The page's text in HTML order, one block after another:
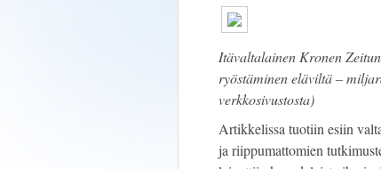
Itävaltalainen Kronen
ryöstäminen eläviltä –
verkkosivustosta)
Artikkelissa tuotiin esiin
ja riippumattomien